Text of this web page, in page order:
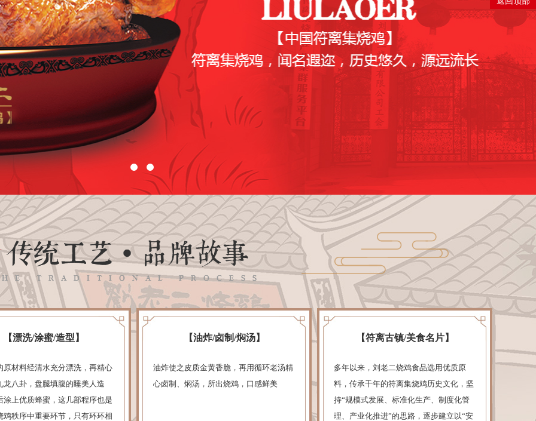
【漂洗/涂蜜/造型】
原材料经清水充分漂洗，再精心
龙八卦，盘腿填腹的睡美人造
涂上优质蜂蜜，这几部程序也是
鸡秩序中重要环节，只有环环相
【油炸/卤制/焖汤】
油炸使之皮质金黄香脆，再用循环老汤精
心卤制、焖汤，所出烧鸡，口感鲜美
【符离古镇/美食名片】
多年以来，刘老二烧鸡食品选用优质原
料，传承千年的符离集烧鸡历史文化，坚
持“规模式发展、标准化生产、制度化管
理、产业化推进”的思路，逐步建立以“安